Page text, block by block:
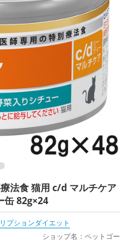
法食 猫用 c/d マルチケア
缶 82g×24
プションダイエット
ショップ名：ペットゴー